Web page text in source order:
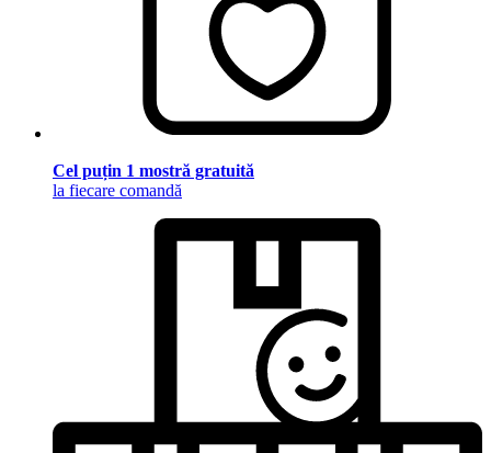
Cel puțin 1 mostră gratuită
la fiecare comandă